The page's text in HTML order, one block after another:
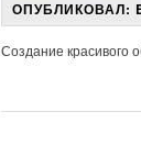
ОПУБЛИКОВАЛ:
Создание красивого